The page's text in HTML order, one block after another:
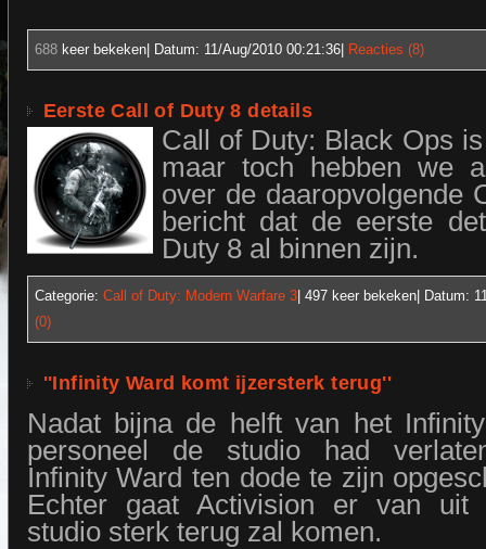
688 keer bekeken| Datum: 11/Aug/2010 00:21:36| Reacties (8)
Eerste Call of Duty 8 details
Call of Duty: Black Ops
maar toch hebben we
over de daaropvolgende
bericht dat de eerste
Duty 8 al binnen zijn.
Categorie: Call of Duty: Modern Warfare 3| 497 keer bekeken| Datum:
(0)
''Infinity Ward komt ijzersterk terug''
Nadat bijna de helft van het
personeel de studio had
Infinity Ward ten dode te zijn
Echter gaat Activision er van uit
studio sterk terug zal komen.